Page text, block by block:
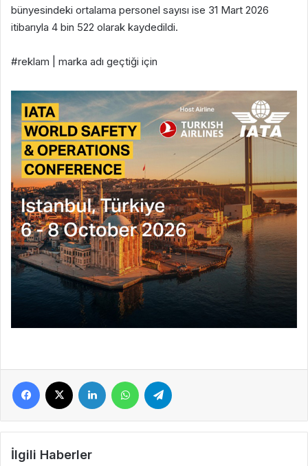
bünyesindeki ortalama personel sayısı ise 31 Mart 2026
itibarıyla 4 bin 522 olarak kaydedildi.
#reklam | marka adı geçtiği için
Facebook LinkedIn WhatsApp
İlgili Haberler